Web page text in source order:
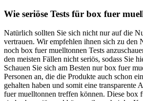
Wie seriöse Tests für box fuer
Natürlich sollten Sie sich nicht nur auf die
vertrauen. Wir empfehlen ihnen sich zu den
noch box fuer muelltonnen Tests
den meisten Fällen nicht seriös, sodass Sie
Schauen Sie sich am Besten nur box fuer
Personen an, die die Produkte auch schon
gehalten haben und somit eine transparente
fuer muelltonnen treffen können. Diese box